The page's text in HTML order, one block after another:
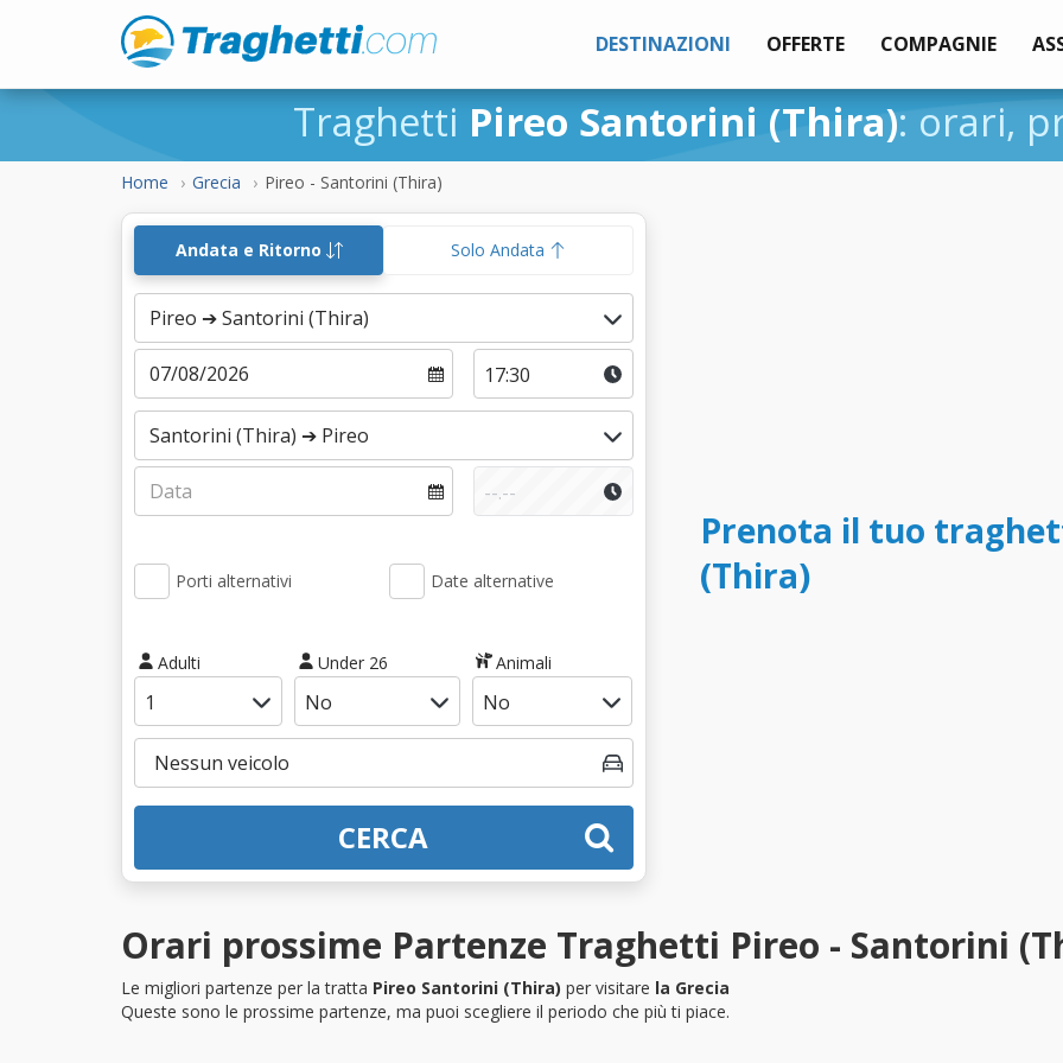
DESTINAZIONI OFFERTE COMPAGNIE
Traghetti Pireo Santorini (Thira): orari,
Home Grecia Pireo - Santorini (Thira)
Andata e Ritorno Solo Andata
Porti alternativi Date alternative
Adulti Under 26 Animali
CERCA
Prenota il tuo
(Thira)
Orari prossime Partenze Traghetti Pireo - Santorini
Le migliori partenze per la tratta Pireo Santorini (Thira) per visitare la Grecia
Queste sono le prossime partenze, ma puoi scegliere il periodo che più ti piace.